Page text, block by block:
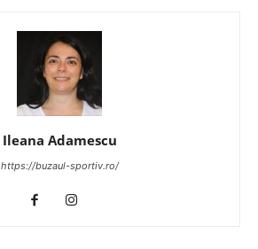
Ileana Adamescu
https://buzaul-sportiv.ro/